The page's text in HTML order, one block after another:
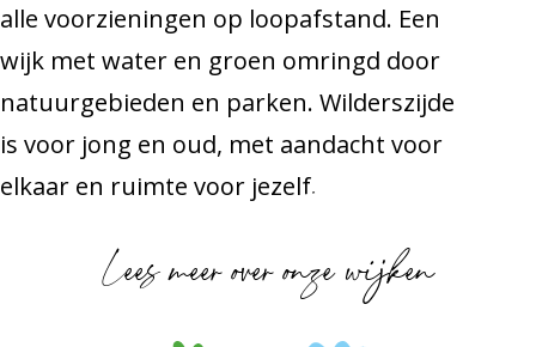
alle voorzieningen op loopafstand. Een
wijk met water en groen omringd door
natuurgebieden en parken. Wilderszijde
is voor jong en oud, met aandacht voor
elkaar en ruimte voor jezelf.
Lees meer over onze wijken